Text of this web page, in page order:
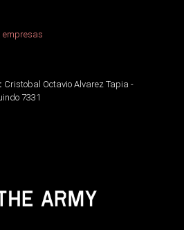
empresas
Cristobal Octavio Alvarez Tapia -
7331